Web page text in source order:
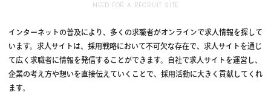
NEED FOR A RECRUIT SITE
インターネットの普及により、多くの求職者がオンラインで求人情報を探して
います。求人サイトは、採用戦略において不可欠な存在で、求人サイトを通じ
て広く求職者に情報を発信することができます。自社で求人サイトを運営し、
企業の考え方や想いを直接伝えていくことで、採用活動に大きく貢献してくれ
ます。